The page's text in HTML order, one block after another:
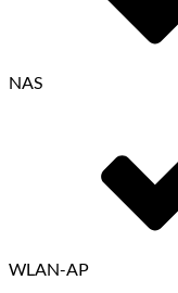
NAS
WLAN-AP